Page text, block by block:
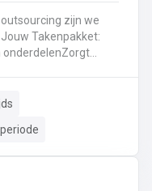
zijn we
onderdelenZorgt
toe